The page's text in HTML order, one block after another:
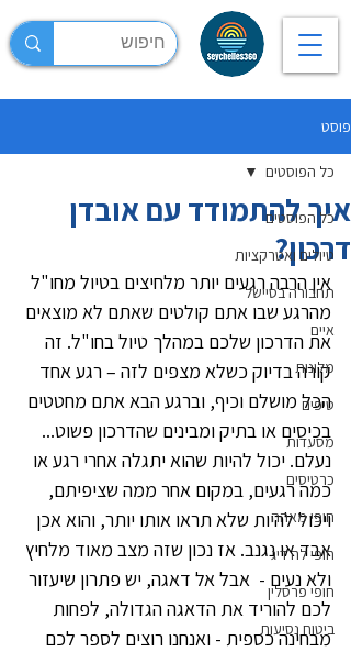
פוסט
כל הפוסטים
טיולים ואטרקציות
תחבורה בסיישל
איים
מלונות
טיפים
מסעדות
כרטיסים
חופי מאהה
חופי לה דיג
חופי פרסלין
ביטוח נסיעות
כל הפוסטים
איך להתמודד עם אובדן
דרכון?
אין הרבה רגעים יותר מלחיצים בטיול מחו"ל
מהרגע שבו אתם קולטים שאתם לא מוצאים
את הדרכון שלכם במהלך טיול בחו"ל. זה
קורה בדיוק כשלא מצפים לזה – רגע אחד
הכל מושלם וכיף, וברגע הבא אתם מחטטים
בכיסים או בתיק ומבינים שהדרכון פשוט...
נעלם. יכול להיות שהוא יתגלה אחרי רגע או
כמה רגעים, במקום אחר ממה שציפיתם,
ויכול להיות שלא תראו אותו יותר, והוא אכן
אבד או נגנב. אז נכון שזה מצב מאוד מלחיץ
ולא נעים -  אבל אל דאגה, יש פתרון שיעזור
לכם להוריד את הדאגה הגדולה, לפחות
מבחינה כספית - ואנחנו רוצים לספר לכם